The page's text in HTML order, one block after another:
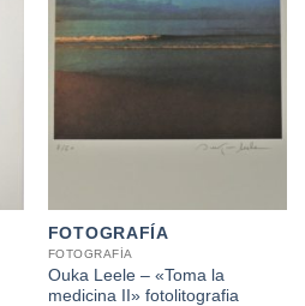
FOTOGRAFÍA
FOTOGRAFÍA
Ouka Leele – «Toma la
medicina II» fotolitografia